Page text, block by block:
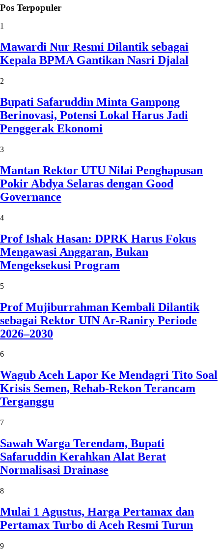
Pos Terpopuler
1
Mawardi Nur Resmi Dilantik sebagai
Kepala BPMA Gantikan Nasri Djalal
2
Bupati Safaruddin Minta Gampong
Berinovasi, Potensi Lokal Harus Jadi
Penggerak Ekonomi
3
Mantan Rektor UTU Nilai Penghapusan
Pokir Abdya Selaras dengan Good
Governance
4
Prof Ishak Hasan: DPRK Harus Fokus
Mengawasi Anggaran, Bukan
Mengeksekusi Program
5
Prof Mujiburrahman Kembali Dilantik
sebagai Rektor UIN Ar-Raniry Periode
2026–2030
6
Wagub Aceh Lapor Ke Mendagri Tito Soal
Krisis Semen, Rehab-Rekon Terancam
Terganggu
7
Sawah Warga Terendam, Bupati
Safaruddin Kerahkan Alat Berat
Normalisasi Drainase
8
Mulai 1 Agustus, Harga Pertamax dan
Pertamax Turbo di Aceh Resmi Turun
9